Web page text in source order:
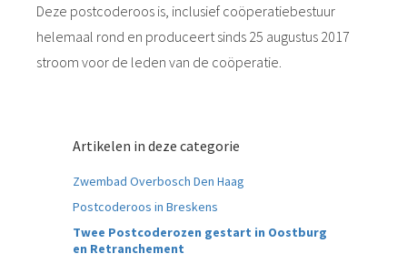
Deze postcoderoos is, inclusief coöperatiebestuur
helemaal rond en produceert sinds 25 augustus 2017
stroom voor de leden van de coöperatie.
Artikelen in deze categorie
Zwembad Overbosch Den Haag
Postcoderoos in Breskens
Twee Postcoderozen gestart in Oostburg
en Retranchement